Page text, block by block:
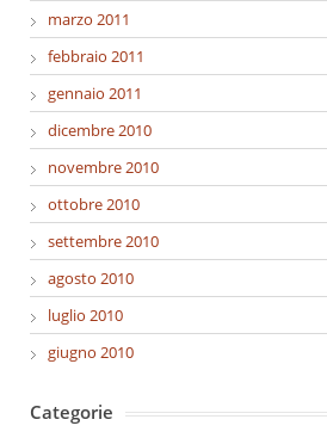
marzo 2011
febbraio 2011
gennaio 2011
dicembre 2010
novembre 2010
ottobre 2010
settembre 2010
agosto 2010
luglio 2010
giugno 2010
Categorie